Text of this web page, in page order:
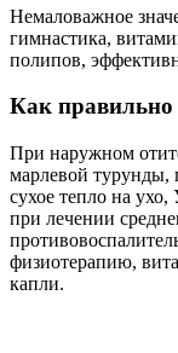
Немаловажное
гимнастика,
полипов,
Как правильно
При наружном
марлевой турунды,
сухое тепло на
при лечении
физиотерапию,
капли.